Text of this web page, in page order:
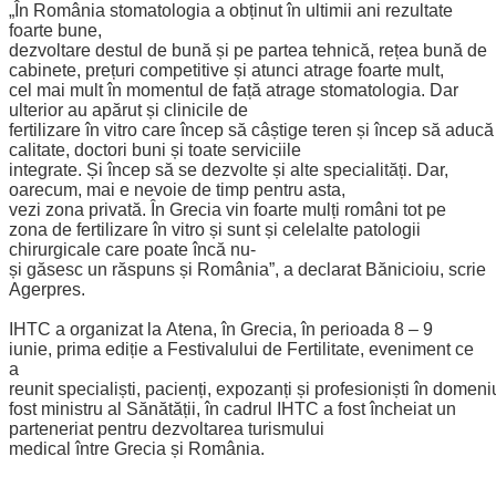
„În România stomatologia a obținut în ultimii ani rezultate
foarte bune,
dezvoltare destul de bună și pe partea tehnică, rețea bună de
cabinete, prețuri competitive și atunci atrage foarte mult,
cel mai mult în momentul de față atrage stomatologia. Dar
ulterior au apărut și clinicile de
fertilizare în vitro care încep să câștige teren și încep să
calitate, doctori buni și toate serviciile
integrate. Și încep să se dezvolte și alte specialități. Dar,
oarecum, mai e nevoie de timp pentru asta,
vezi zona privată. În Grecia vin foarte mulți români tot pe
zona de fertilizare în vitro și sunt și celelalte patologii
chirurgicale care poate încă nu-
și găsesc un răspuns și România”, a declarat Bănicioiu, scrie
Agerpres.
IHTC a organizat la Atena, în Grecia, în perioada 8 – 9
iunie, prima ediție a Festivalului de Fertilitate, eveniment ce
a
reunit specialiști, pacienți, expozanți și profesioniști în
fost ministru al Sănătății, în cadrul IHTC a fost încheiat un
parteneriat pentru dezvoltarea turismului
medical între Grecia și România.